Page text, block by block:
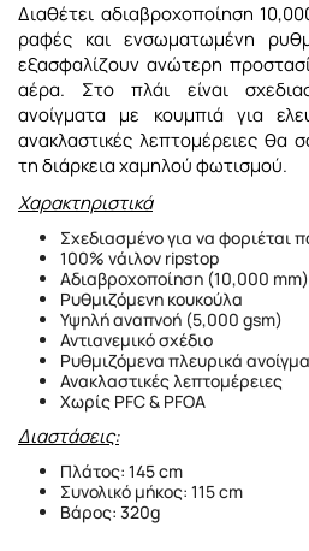
Διαθέτει αδιαβροχοποίηση
ραφές και ενσωματωμένη
εξασφαλίζουν ανώτερη
αέρα. Στο πλάι είναι
ανοίγματα με κουμπιά για
ανακλαστικές λεπτομέρειες θα
τη διάρκεια χαμηλού φωτισμού.
Χαρακτηριστικά
Σχεδιασμένο για να φοριέται
100% νάιλον ripstop
Αδιαβροχοποίηση (10,000 mm)
Ρυθμιζόμενη κουκούλα
Υψηλή αναπνοή (5,000 gsm)
Αντιανεμικό σχέδιο
Ρυθμιζόμενα πλευρικά
Ανακλαστικές λεπτομέρειες
Χωρίς PFC & PFOA
Διαστάσεις:
Πλάτος: 145 cm
Συνολικό μήκος: 115 cm
Βάρος: 320g